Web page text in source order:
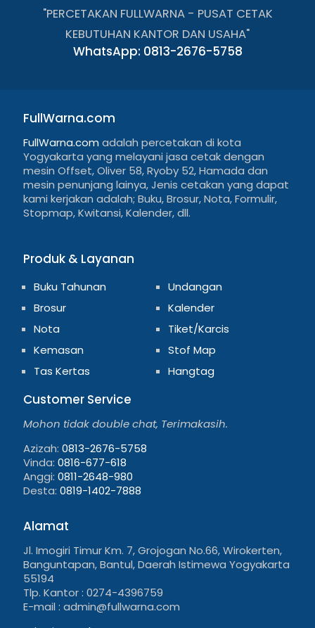
"PERCETAKAN FULLWARNA - PUSAT CETAK
KEBUTUHAN KANTOR DAN USAHA"
WhatsApp: 0813-2676-5758
FullWarna.com
FullWarna.com adalah percetakan di kota
Yogyakarta yang melayani jasa cetak dengan
mesin Offset, Oliver 58, Ryoby 52, Hamada dan
mesin penunjang lainya, Jenis cetakan yang dapat
kami kerjakan adalah; Buku, Brosur, Nota, Formulir,
Stopmap, Kwitansi, Kalender, dll.
Produk & Layanan
Buku Tahunan
Brosur
Nota
Kemasan
Tas Kertas
Undangan
Kalender
Tiket/Karcis
Stof Map
Hangtag
Customer Service
Mohon tidak double chat, Terimakasih.
Azizah: 0813-2676-5758
Vinda: 0816-677-618
Anggi: 0811-2648-980
Desta: 0819-1402-7888
Alamat
Jl. Imogiri Timur Km. 7, Grojogan No.66, Wirokerten,
Banguntapan, Bantul, Daerah Istimewa Yogyakarta
55194
Tlp. Kantor : 0274-4396759
E-mail : admin@fullwarna.com